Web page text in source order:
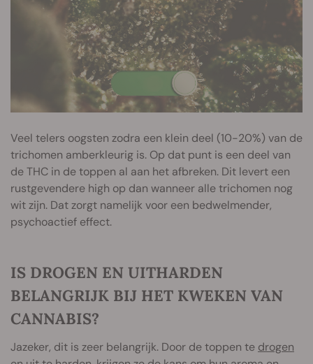
Veel telers oogsten zodra een klein deel (10-20%) van de
trichomen amberkleurig is. Op dat punt is een deel van
de THC in de toppen al aan het afbreken. Dit levert een
rustgevendere high op dan wanneer alle trichomen nog
wit zijn. Dat zorgt namelijk voor een bedwelmender,
psychoactief effect.
IS DROGEN EN UITHARDEN
BELANGRIJK BIJ HET KWEKEN VAN
CANNABIS?
Jazeker, dit is zeer belangrijk. Door de toppen te drogen